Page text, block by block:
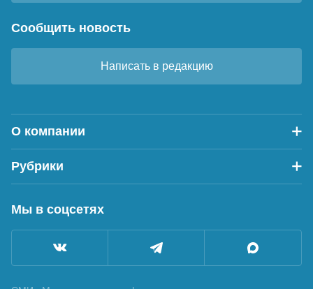
Сообщить новость
Написать в редакцию
О компании
Рубрики
Мы в соцсетях